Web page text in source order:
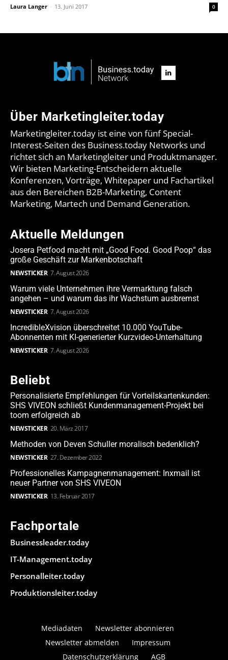
Laura Langer - 13. Juni 2017 0
Über Marketingleiter.today
Marketingleiter.today ist eine von fünf Special-
Interest-Seiten des Business.today Networks und
richtet sich an Marketingleiter und Produktmanager.
Wir bieten Marketing-Entscheidern aktuelle
Konferenzen, Vorträge, Whitepaper und Fachartikel
aus den Bereichen B2B-Marketing, Content
Marketing, Martech und Demand Generation.
Aktuelle Meldungen
Josera Petfood macht mit „Good Food. Good Poop“ das
große Geschäft zur Markenbotschaft
NEWSTICKER 7. August 2026
Warum viele Unternehmen ihre Vermarktung falsch
angehen – und warum das ihr Wachstum ausbremst
NEWSTICKER 7. August 2026
IncredibleXvision überschreitet 10.000 YouTube-
Abonnenten mit KI-generierter Kurzvideo-Unterhaltung
NEWSTICKER 7. August 2026
Beliebt
Personalisierte Empfehlungen für Vorteilskartenkunden:
SHS VIVEON schließt Kundenmanagement-Projekt bei
toom erfolgreich ab
NEWSTICKER 20. März 2017
Methoden von Deven Schuller moralisch bedenklich?
NEWSTICKER 27. Dezember 2022
Professionelles Kampagnenmanagement: Inxmail ist
neuer Partner von SHS VIVEON
NEWSTICKER 13. Februar 2017
Fachportale
Businessleader.today
IT-Management.today
Personalleiter.today
Produktionsleiter.today
Mediadaten
Newsletter abonnieren
Newsletter abmelden
Impressum
Datenschutzerklärung
AGB